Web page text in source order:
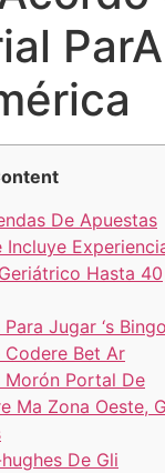
De Apuestas
Incluye
Hasta 40
Jugar ‘s Bingo
Codere Bet Ar
Morón Portal De
Ma Zona Oeste,
De Gli